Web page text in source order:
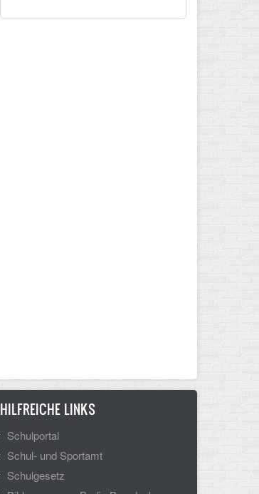
HILFREICHE LINKS
Schulportal
Schul- und Sportamt
Schulgesetz